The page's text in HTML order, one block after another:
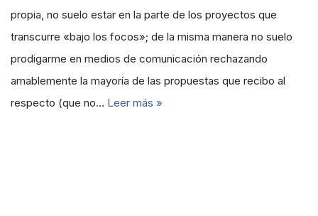
propia, no suelo estar en la parte de los proyectos que
transcurre «bajo los focos»; de la misma manera no suelo
prodigarme en medios de comunicación rechazando
amablemente la mayoría de las propuestas que recibo al
respecto (que no… Leer más »